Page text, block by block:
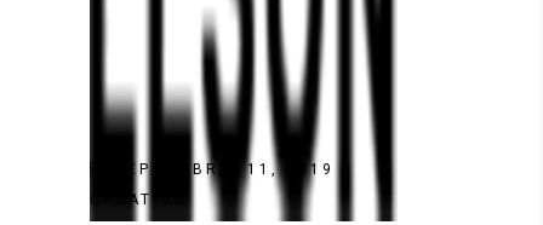
SEPTEMBRIE 11, 2019
CREATIVE